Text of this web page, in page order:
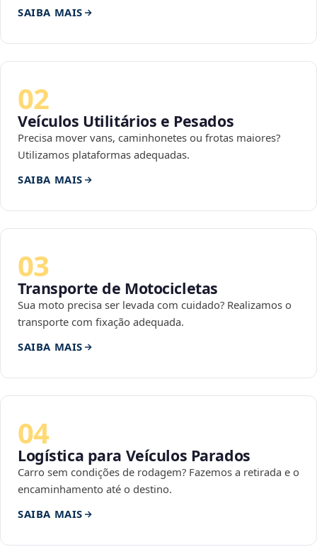
SAIBA MAIS
02
Veículos Utilitários e Pesados
Precisa mover vans, caminhonetes ou frotas maiores?
Utilizamos plataformas adequadas.
SAIBA MAIS
03
Transporte de Motocicletas
Sua moto precisa ser levada com cuidado? Realizamos o
transporte com fixação adequada.
SAIBA MAIS
04
Logística para Veículos Parados
Carro sem condições de rodagem? Fazemos a retirada e o
encaminhamento até o destino.
SAIBA MAIS